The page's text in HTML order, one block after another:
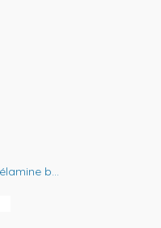
b...